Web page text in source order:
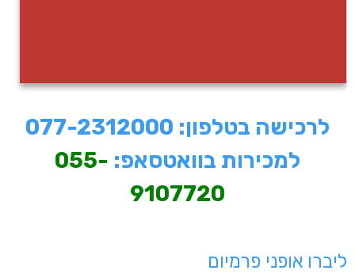
לרכישה בטלפון: 077-2312000
למכירות בוואטסאפ: 055-
9107720
ליברו אופני פרמיום